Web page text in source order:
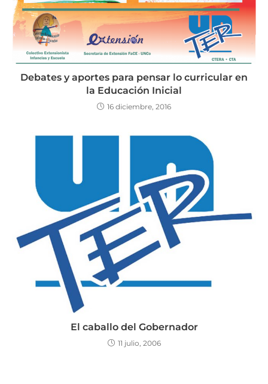
Debates y aportes para pensar lo curricular en
la Educación Inicial
16 diciembre, 2016
El caballo del Gobernador
11 julio, 2006